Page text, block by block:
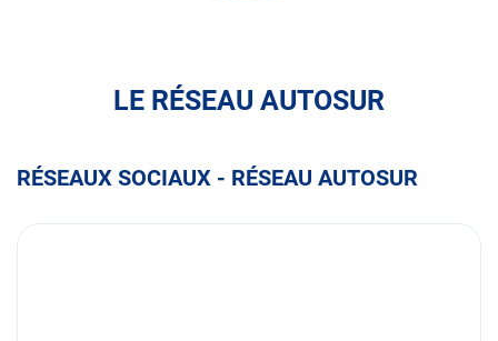
LE RÉSEAU AUTOSUR
RÉSEAUX SOCIAUX - RÉSEAU AUTOSUR